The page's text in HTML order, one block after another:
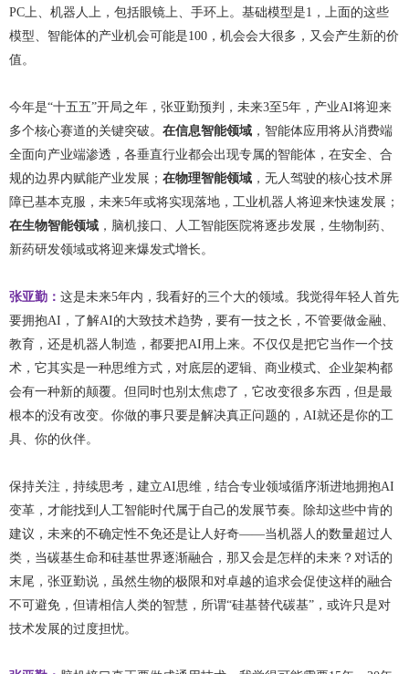
PC上、机器人上，包括眼镜上、手环上。基础模型是1，上面的这些
模型、智能体的产业机会可能是100，机会会大很多，又会产生新的价
值。
今年是“十五五”开局之年，张亚勤预判，未来3至5年，产业AI将迎来
多个核心赛道的关键突破。 在信息智能领域 ，智能体应用将从消费端
全面向产业端渗透，各垂直行业都会出现专属的智能体，在安全、合
规的边界内赋能产业发展； 在物理智能领域 ，无人驾驶的核心技术屏
障已基本克服，未来5年或将实现落地，工业机器人将迎来快速发展；
在生物智能领域 ，脑机接口、人工智能医院将逐步发展，生物制药、
新药研发领域或将迎来爆发式增长。
张亚勤： 这是未来5年内，我看好的三个大的领域。我觉得年轻人首先
要拥抱AI，了解AI的大致技术趋势，要有一技之长，不管要做金融、
教育，还是机器人制造，都要把AI用上来。不仅仅是把它当作一个技
术，它其实是一种思维方式，对底层的逻辑、商业模式、企业架构都
会有一种新的颠覆。但同时也别太焦虑了，它改变很多东西，但是最
根本的没有改变。你做的事只要是解决真正问题的，AI就还是你的工
具、你的伙伴。
保持关注，持续思考，建立AI思维，结合专业领域循序渐进地拥抱AI
变革，才能找到人工智能时代属于自己的发展节奏。除却这些中肯的
建议，未来的不确定性不免还是让人好奇——当机器人的数量超过人
类，当碳基生命和硅基世界逐渐融合，那又会是怎样的未来？对话的
末尾，张亚勤说，虽然生物的极限和对卓越的追求会促使这样的融合
不可避免，但请相信人类的智慧，所谓“硅基替代碳基”，或许只是对
技术发展的过度担忧。